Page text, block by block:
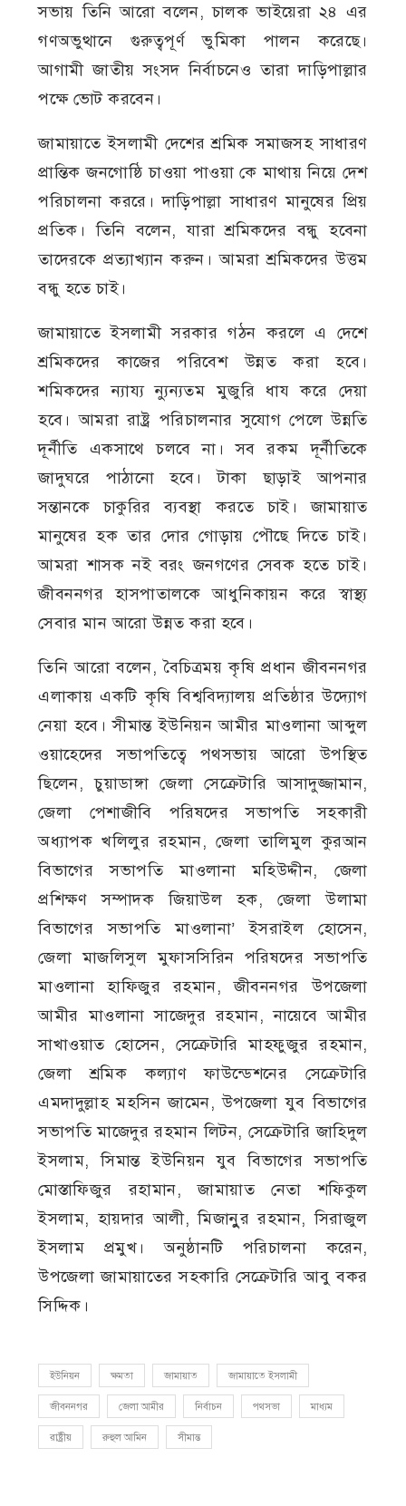
সভায় তিনি আরো বলেন, চালক ভাইয়েরা ২৪ এর
গণঅভুত্থানে গুরুত্বপূর্ণ ভুমিকা পালন করেছে।
আগামী জাতীয় সংসদ নির্বাচনেও তারা দাড়িপাল্লার
পক্ষে ভোট করবেন।
জামায়াতে ইসলামী দেশের শ্রমিক সমাজসহ সাধারণ
প্রান্তিক জনগোষ্ঠি চাওয়া পাওয়া কে মাথায় নিয়ে দেশ
পরিচালনা কররে। দাড়িপাল্লা সাধারণ মানুষের প্রিয়
প্রতিক। তিনি বলেন, যারা শ্রমিকদের বন্ধু হবেনা
তাদেরকে প্রত্যাখ্যান করুন। আমরা শ্রমিকদের উত্তম
বন্ধু হতে চাই।
জামায়াতে ইসলামী সরকার গঠন করলে এ দেশে
শ্রমিকদের কাজের পরিবেশ উন্নত করা হবে।
শমিকদের ন্যায্য ন্যুন্যতম মুজুরি ধায করে দেয়া
হবে। আমরা রাষ্ট্র পরিচালনার সুযোগ পেলে উন্নতি
দূর্নীতি একসাথে চলবে না। সব রকম দূর্নীতিকে
জাদুঘরে পাঠানো হবে। টাকা ছাড়াই আপনার
সন্তানকে চাকুরির ব্যবস্থা করতে চাই। জামায়াত
মানুষের হক তার দোর গোড়ায় পৌছে দিতে চাই।
আমরা শাসক নই বরং জনগণের সেবক হতে চাই।
জীবননগর হাসপাতালকে আধুনিকায়ন করে স্বাস্থ্য
সেবার মান আরো উন্নত করা হবে।
তিনি আরো বলেন, বৈচিত্রময় কৃষি প্রধান জীবননগর
এলাকায় একটি কৃষি বিশ্ববিদ্যালয় প্রতিষ্ঠার উদ্যোগ
নেয়া হবে। সীমান্ত ইউনিয়ন আমীর মাওলানা আব্দুল
ওয়াহেদের সভাপতিত্বে পথসভায় আরো উপস্থিত
ছিলেন, চুয়াডাঙ্গা জেলা সেক্রেটারি আসাদুজ্জামান,
জেলা পেশাজীবি পরিষদের সভাপতি সহকারী
অধ্যাপক খলিলুর রহমান, জেলা তালিমুল কুরআন
বিভাগের সভাপতি মাওলানা মহিউদ্দীন, জেলা
প্রশিক্ষণ সম্পাদক জিয়াউল হক, জেলা উলামা
বিভাগের সভাপতি মাওলানা’ ইসরাইল হোসেন,
জেলা মাজলিসুল মুফাসসিরিন পরিষদের সভাপতি
মাওলানা হাফিজুর রহমান, জীবননগর উপজেলা
আমীর মাওলানা সাজেদুর রহমান, নায়েবে আমীর
সাখাওয়াত হোসেন, সেক্রেটারি মাহফুজুর রহমান,
জেলা শ্রমিক কল্যাণ ফাউন্ডেশনের সেক্রেটারি
এমদাদুল্লাহ মহসিন জামেন, উপজেলা যুব বিভাগের
সভাপতি মাজেদুর রহমান লিটন, সেক্রেটারি জাহিদুল
ইসলাম, সিমান্ত ইউনিয়ন যুব বিভাগের সভাপতি
মোস্তাফিজুর রহামান, জামায়াত নেতা শফিকুল
ইসলাম, হায়দার আলী, মিজানুুর রহমান, সিরাজুল
ইসলাম প্রমুখ। অনুষ্ঠানটি পরিচালনা করেন,
উপজেলা জামায়াতের সহকারি সেক্রেটারি আবু বকর
সিদ্দিক।
ইউনিয়ন ক্ষমতা জামায়াত জামায়াতে ইসলামী
জীবননগর জেলা আমীর নির্বাচন পথসভা মাধ্যম
রাষ্ট্রীয় রুহুল আমিন সীমান্ত